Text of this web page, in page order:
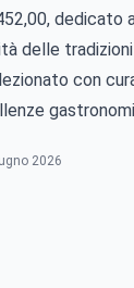
dedicato
delle
con
2026